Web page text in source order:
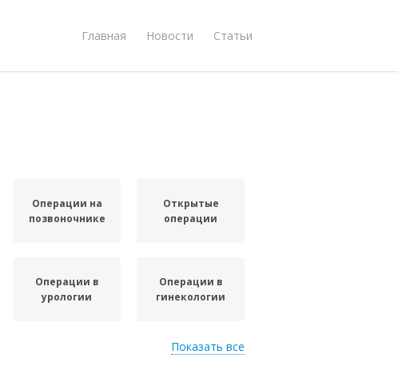
Главная Новости Статьи
Операции на
позвоночнике
Открытые
операции
Операции в
урологии
Операции в
гинекологии
Показать все